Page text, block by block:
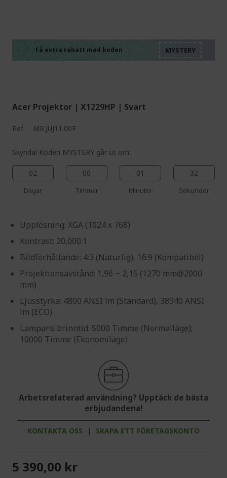
Få extra rabatt med koden
Acer Projektor | X1229HP | Svart
Ref. MR.JUJ11.00F
Skynda! Koden MYSTERY går ut om:
02
Dagar
00
Timmar
01
Minuter
31
Sekunder
Upplösning: XGA (1024 x 768)
Kontrast: 20,000:1
Bildförhållande: 4:3 (Naturlig), 16:9 (Kompatibel)
Projektionsavstånd: 1,96 ~ 2,15 (1270 mm@2000
mm)
Ljusstyrka: 4800 ANSI lm (Standard), 38940 ANSI
lm (ECO)
Lampans brinntid: 5000 Timme (Normalläge);
10000 Timme (Ekonomiläge)
Arbetsrelaterad användning? Upptäck de bästa
erbjudandena!
KONTAKTA OSS | SKAPA ETT FÖRETAGSKONTO
5 390,00 kr